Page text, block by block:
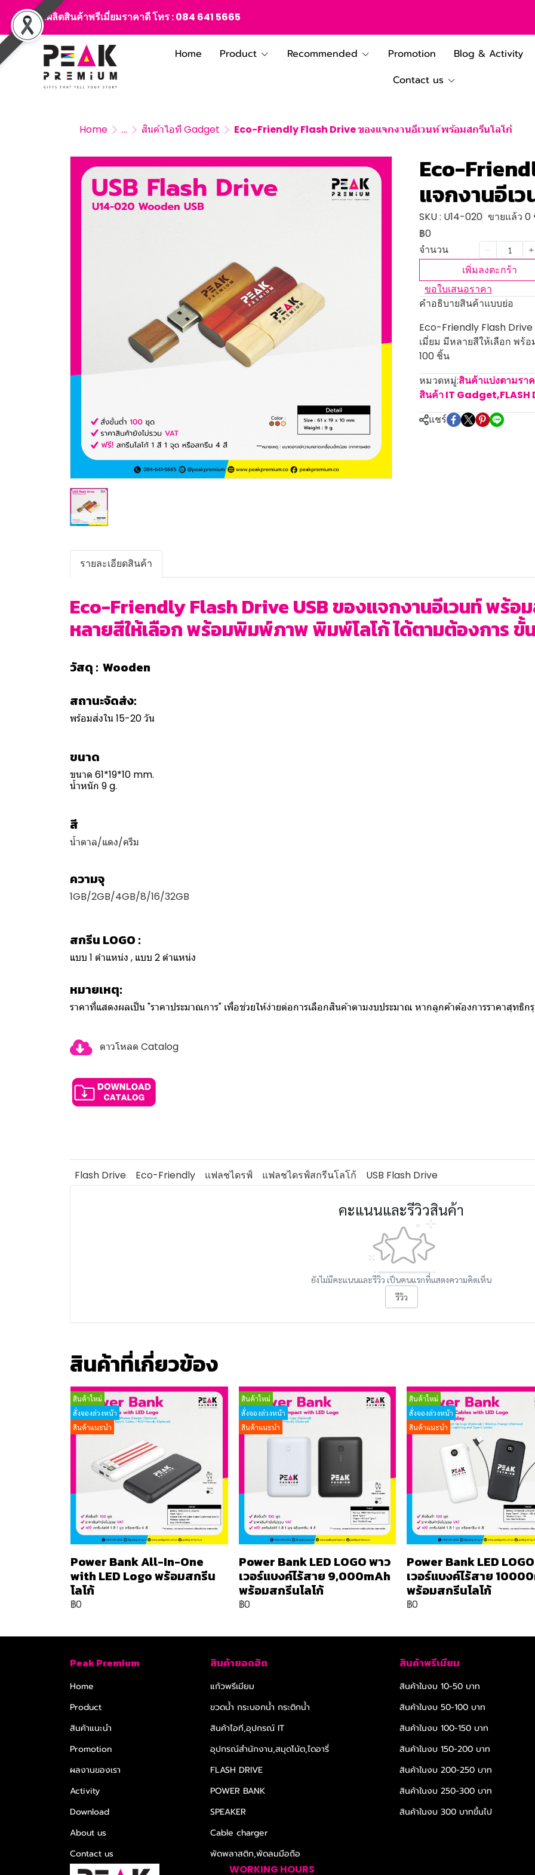
สั่งผลิตสินค้าพรีเมี่ยมราคาดี โทร :084 641 5665
Home Product Recommended Promotion Blog & Activity
Contact us
Home ... สินค้าไอที Gadget Eco-Friendly Flash Drive ของแจกงานอีเวนท์ พร้อมสกรีนโลโก้
Eco-
แจกงานอีเ
SKU : U14-020 ขายแล้ว 0
฿0
จำนวน
เพิ่มลงตะกร้า
ขอใบเสนอราคา
คำอธิบายสินค้าแบบย่อ
Eco-Friendly Flash
เมี่ยม มีหลายสีให้เลือก พร้
100 ชิ้น
หมวดหมู่:สินค้าแบ่งตามรา
สินค้า IT Gadget,FLASH
แชร์
รายละเอียดสินค้า
Eco-Friendly Flash Drive USB ของแจกงานอีเวนท์ พร้อ
หลายสีให้เลือก พร้อมพิมพ์ภาพ พิมพ์โลโก้ ได้ตามต้องการ ขั้
วัสดุ : Wooden
สถานะจัดส่ง:
พร้อมส่งใน 15-20 วัน
ขนาด
ขนาด 61*19*10 mm.
น้ำหนัก 9 g.
สี
น้ำตาล/แดง/ครีม
ความจุ
1GB/2GB/4GB/8/16/32GB
สกรีน LOGO :
แบบ 1 ตำแหน่ง , แบบ 2 ตำแหน่ง
หมายเหตุ:
ราคาที่แสดงผลเป็น "ราคาประมาณการ" เพื่อช่วยให้ง่ายต่อการเลือกสินค้าตามงบประมาณ หากลูกค้าต้องการราคาสุทธิ
ดาวโหลด Catalog
Flash Drive Eco-Friendly แฟลชไดรฟ์ แฟลชไดรฟ์สกรีนโลโก้ USB Flash Drive
คะแนนและรีวิวสินค้า
ยังไม่มีคะแนนและรีวิว เป็นคนแรกที่แสดงความคิดเห็น
รีวิว
สินค้าที่เกี่ยวข้อง
สินค้าใหม่
สั่งจองล่วงหน้า
สินค้าแนะนำ
Power Bank All-In-One
with LED Logo พร้อมสกรีน
โลโก้
฿0
สินค้าใหม่
สั่งจองล่วงหน้า
สินค้าแนะนำ
Power Bank LED LOGO พาว
เวอร์แบงค์ไร้สาย 9,000mAh
พร้อมสกรีนโลโก้
฿0
สินค้าใหม่
สั่งจองล่วงหน้า
สินค้าแนะนำ
Power Bank LED
เวอร์แบงค์ไร้สาย
พร้อมสกรีนโลโก้
฿0
Peak Premium
Home
Product
สินค้าแนะนำ
Promotion
ผลงานของเรา
Activity
Download
About us
Contact us
สินค้ายอดฮิต
แก้วพรีเมียม
ขวดน้ำ กระบอกน้ำ กระติกน้ำ
สินค้าไอที,อุปกรณ์ IT
อุปกรณ์สำนักงาน,สมุดโน้ต,ไดอารี่
FLASH DRIVE
POWER BANK
SPEAKER
Cable charger
พัดพลาสติก,พัดลมมือถือ
สินค้าพรีเมียม
สินค้าในงบ 10-50 บาท
สินค้าในงบ 50-100 บาท
สินค้าในงบ 100-150 บาท
สินค้าในงบ 150-200 บาท
สินค้าในงบ 200-250 บาท
สินค้าในงบ 250-300 บาท
สินค้าในงบ 300 บาทขึ้นไป
WORKING HOURS